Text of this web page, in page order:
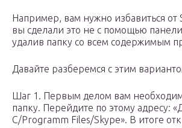
Например, вам нужно избавиться от
вы сделали это не с помощью
удалив папку со всем содержимым
Давайте разберемся с этим
Шаг 1. Первым делом вам
папку. Перейдите по этому адресу:
С/Programm Files/Skype». В итоге